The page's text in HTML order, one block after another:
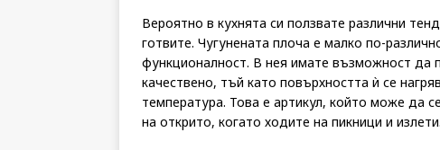
Вероятно в кухнята си ползвате различни
готвите. Чугунената плоча е малко по-
функционалност. В нея имате възможност да
качествено, тъй като повърхността ѝ се
температура. Това е артикул, който може да
на открито, когато ходите на пикници и излети.